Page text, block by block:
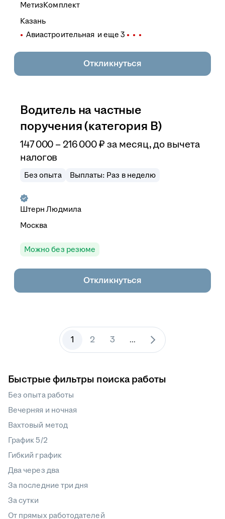
МетизКомплект
Казань
Авиастроительная и еще 3
Откликнуться
Водитель на частные
поручения (категория В)
147 000 – 216 000₽ за месяц,до вычета
налогов
Без опыта Выплаты: Раз в неделю
Штерн Людмила
Москва
Можно без резюме
Откликнуться
1 2 3 ...
Быстрые фильтры поиска работы
Без опыта работы
Вечерняя и ночная
Вахтовый метод
График 5/2
Гибкий график
Два через два
За последние три дня
За сутки
От прямых работодателей